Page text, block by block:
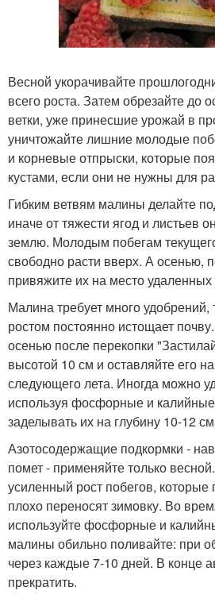
Весной укорачивайте
всего роста. Затем обрезайте до
ветки, уже принесшие урожай в
уничтожайте лишние молодые
и корневые отпрыски, которые
кустами, если они не нужны для
Гибким ветвям малины делайте
иначе от тяжести ягод и листьев
землю. Молодым побегам
свободно расти вверх. А осенью,
привяжите их на место
Малина требует много
ростом постоянно истощает
осенью после перекопки
высотой 10 см и оставляйте его
следующего лета. Иногда можно
используя фосфорные и
заделывать их на глубину 10-12
Азотосодержащие подкормки -
помет - применяйте только
усиленный рост побегов,
плохо переносят зимовку. Во
используйте фосфорные и
малины обильно поливайте: при
через каждые 7-10 дней. В конце
прекратить.